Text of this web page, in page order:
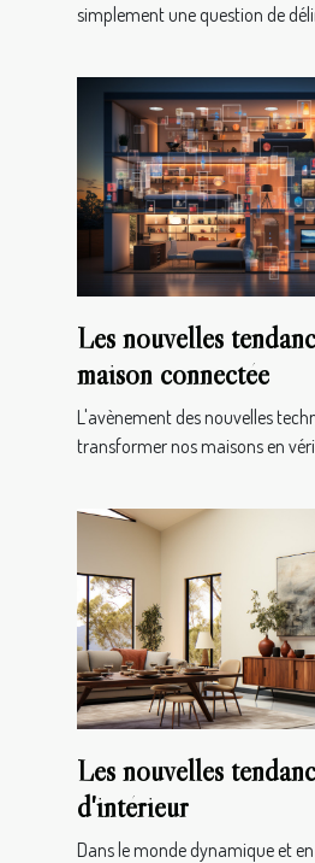
simplement une question de
Les nouvelles
maison connectée
L'avènement des nouvelles
transformer nos maisons en
Les nouvelles
d'intérieur
Dans le monde dynamique et